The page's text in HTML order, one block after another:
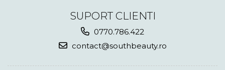
SUPORT CLIENTI
0770.786.422
contact@southbeauty.ro